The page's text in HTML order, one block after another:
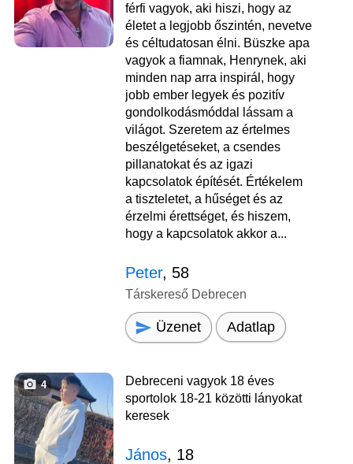
férfi vagyok, aki hiszi, hogy az
életet a legjobb őszintén, nevetve
és céltudatosan élni. Büszke apa
vagyok a fiamnak, Henrynek, aki
minden nap arra inspirál, hogy
jobb ember legyek és pozitív
gondolkodásmóddal lássam a
világot. Szeretem az értelmes
beszélgetéseket, a csendes
pillanatokat és az igazi
kapcsolatok építését. Értékelem
a tiszteletet, a hűséget és az
érzelmi érettséget, és hiszem,
hogy a kapcsolatok akkor a...
Peter, 58
Társkereső Debrecen
Üzenet Adatlap
4
Debreceni vagyok 18 éves
sportolok 18-21 közötti lányokat
keresek
János, 18